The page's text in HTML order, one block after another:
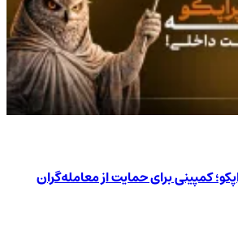
کمپینی برای حمایت از معامله‌گران